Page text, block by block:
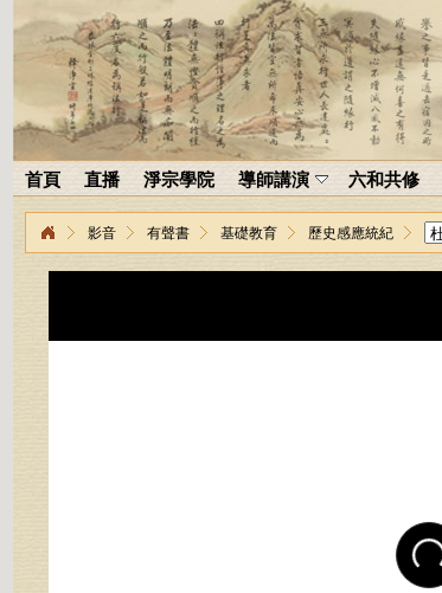
首頁 直播 淨宗學院 導師講演 六和共修
影音 有聲書 基礎教育 歷史感應統紀